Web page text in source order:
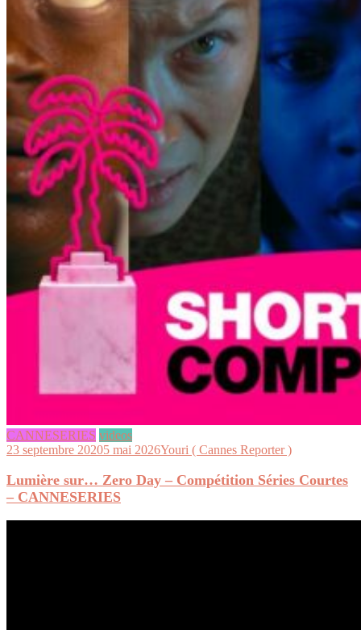
CANNESERIES videos
23 septembre 20205 mai 2026Youri ( Cannes Reporter )
Lumière sur… Zero Day – Compétition Séries Courtes
– CANNESERIES